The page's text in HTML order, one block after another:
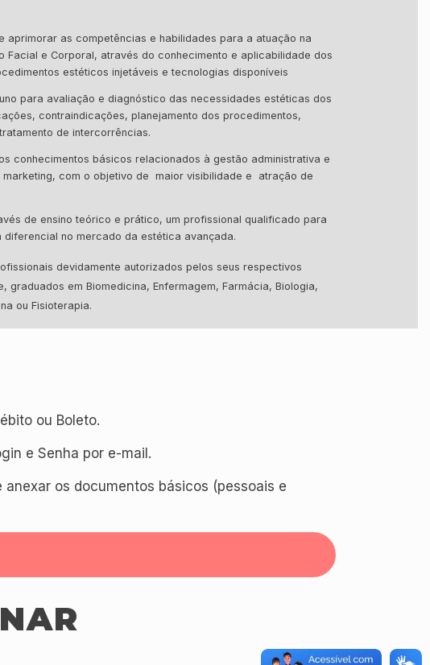
aprimorar as competências e habilidades para a atuação na
Facial e Corporal, através do conhecimento e aplicabilidade dos
estéticos injetáveis e tecnologias disponíveis
para avaliação e diagnóstico das necessidades estéticas dos
contraindicações, planejamento dos procedimentos,
de intercorrências.
conhecimentos básicos relacionados à gestão administrativa e
marketing, com o objetivo de maior visibilidade e atração de
de ensino teórico e prático, um profissional qualificado para
diferencial no mercado da estética avançada.
devidamente autorizados pelos seus respectivos
graduados em Biomedicina, Enfermagem, Farmácia, Biologia,
ou Fisioterapia.
ou Boleto.
e Senha por e-mail.
os documentos básicos (pessoais e